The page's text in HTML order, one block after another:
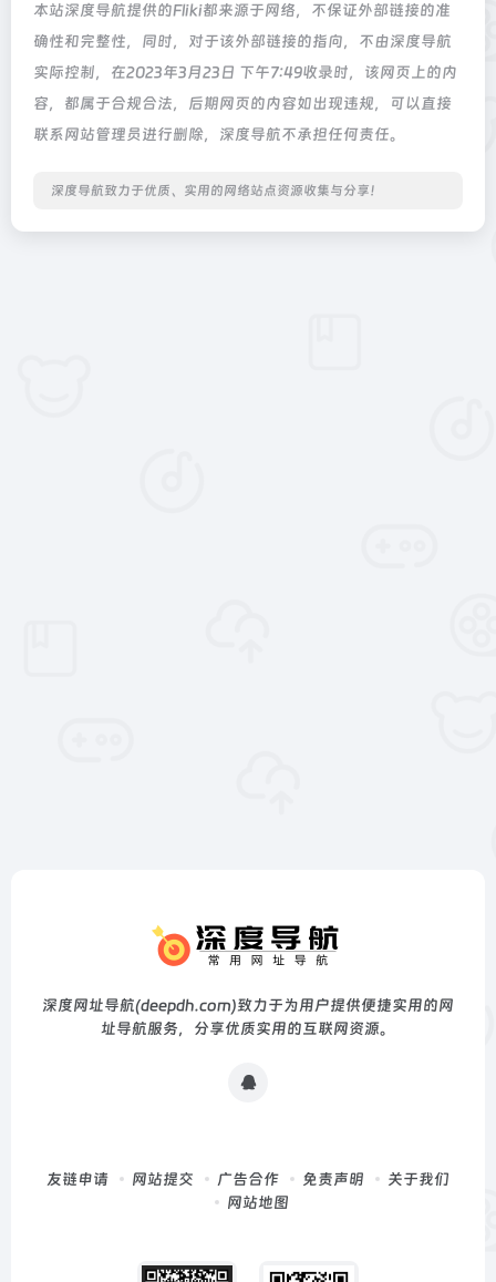
本站深度导航提供的Fliki都来源于网络，不保证外部链接的准
确性和完整性，同时，对于该外部链接的指向，不由深度导航
实际控制，在2023年3月23日 下午7:49收录时，该网页上的内
容，都属于合规合法，后期网页的内容如出现违规，可以直接
联系网站管理员进行删除，深度导航不承担任何责任。
深度导航致力于优质、实用的网络站点资源收集与分享！
深度网址导航(deepdh.com)致力于为用户提供便捷实用的网
址导航服务，分享优质实用的互联网资源。
友链申请 网站提交 广告合作 免责声明
关于我们
网站地图